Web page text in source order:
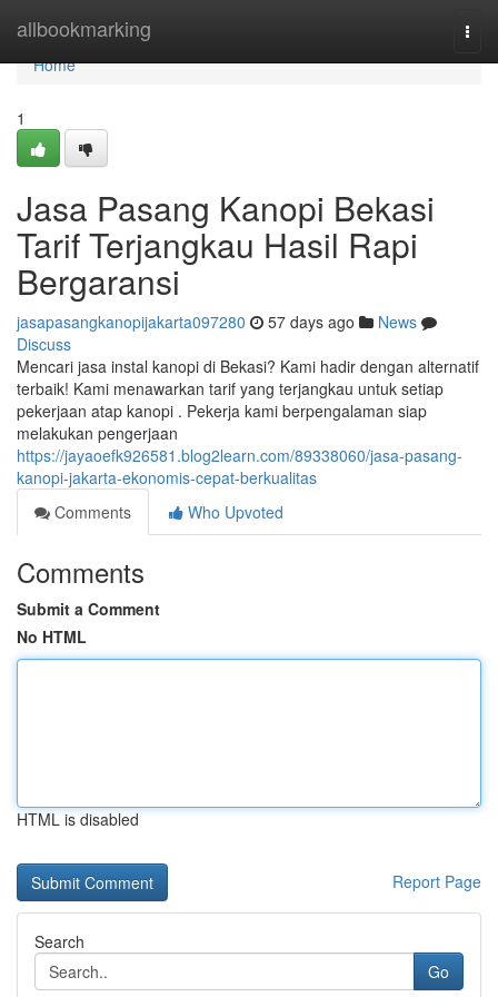
allbookmarking
Home
Home
1
Jasa Pasang Kanopi Bekasi
Tarif Terjangkau Hasil Rapi
Bergaransi
jasapasangkanopijakarta097280 57 days ago
News
Discuss
Mencari jasa instal kanopi di Bekasi? Kami hadir dengan alternatif
terbaik! Kami menawarkan tarif yang terjangkau untuk setiap
pekerjaan atap kanopi . Pekerja kami berpengalaman siap
melakukan pengerjaan
https://jayaoefk926581.blog2learn.com/89338060/jasa-pasang-
kanopi-jakarta-ekonomis-cepat-berkualitas
Comments
Who Upvoted
Comments
Submit a Comment
No HTML
HTML is disabled
Report Page
Search
Go